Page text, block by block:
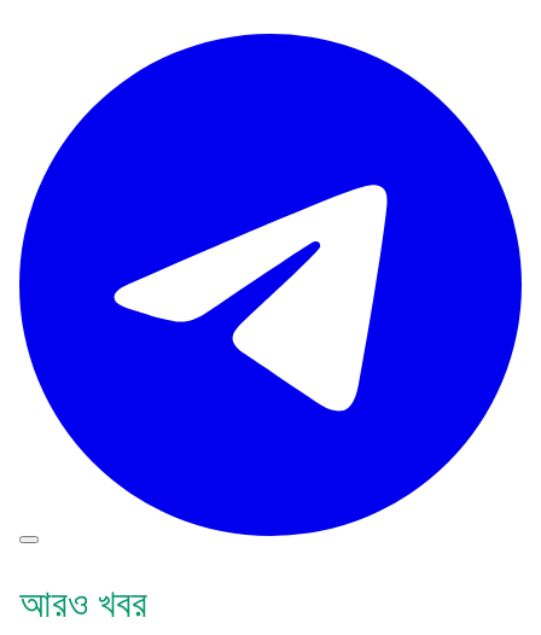
আরও খবর